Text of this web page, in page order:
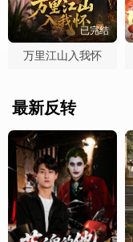
已完结
万里江山入我怀
最新反转